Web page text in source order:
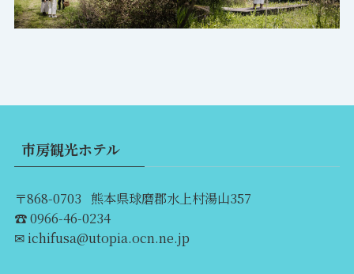
市房観光ホテル
〒868-0703 熊本県球磨郡水上村湯山357
☎ 0966-46-0234
✉ ichifusa@utopia.ocn.ne.jp